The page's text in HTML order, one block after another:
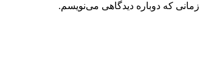
که دوباره دیدگاهی می‌نویسم.